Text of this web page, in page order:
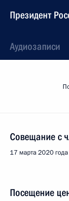
Президент
Аудиозаписи
Совещание с
17 марта 2020 года
Посещение